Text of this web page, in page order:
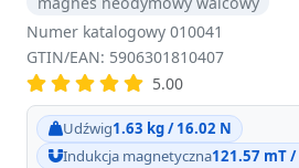
Numer katalogowy 010041
GTIN/EAN: 5906301810407
5.00
Udźwig1.63 kg / 16.02 N
Indukcja magnetyczna121.57 mT /